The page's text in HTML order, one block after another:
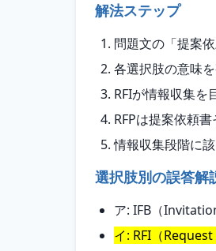
解法ステップ
問題文の「提案
各選択肢の意味を
RFIが情報収集を
RFPは提案依頼
情報収集段階に該
選択肢別の誤答解
ア: IFB（
イ: RFI（